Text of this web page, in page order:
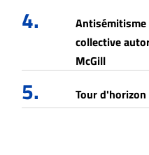
4.
Antisémitisme
collective
McGill
5. Tour